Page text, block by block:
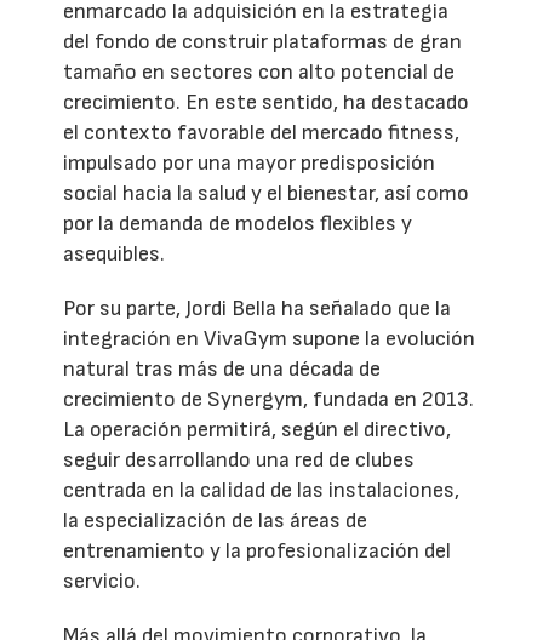
enmarcado la adquisición en la estrategia
del fondo de construir plataformas de gran
tamaño en sectores con alto potencial de
crecimiento. En este sentido, ha destacado
el contexto favorable del mercado fitness,
impulsado por una mayor predisposición
social hacia la salud y el bienestar, así como
por la demanda de modelos flexibles y
asequibles.
Por su parte, Jordi Bella ha señalado que la
integración en VivaGym supone la evolución
natural tras más de una década de
crecimiento de Synergym, fundada en 2013.
La operación permitirá, según el directivo,
seguir desarrollando una red de clubes
centrada en la calidad de las instalaciones,
la especialización de las áreas de
entrenamiento y la profesionalización del
servicio.